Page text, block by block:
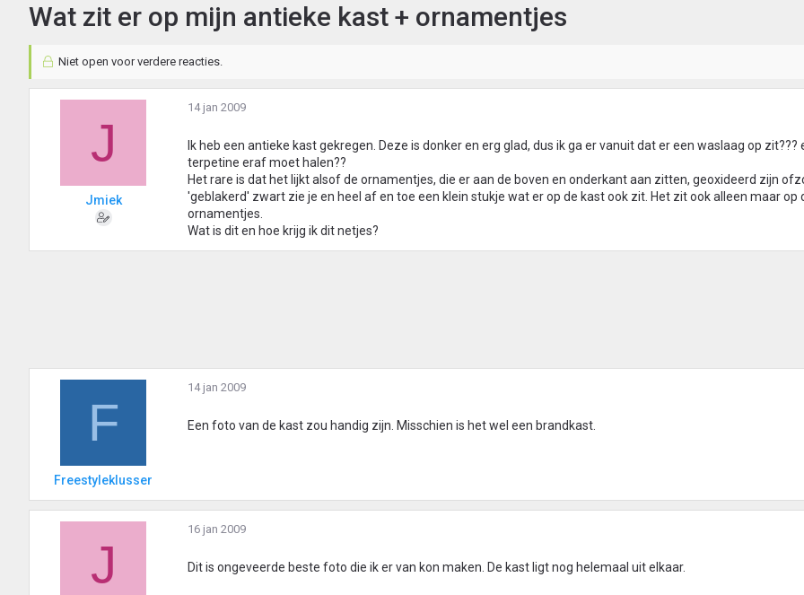
Wat zit er op mijn antieke kast + ornamentjes
Niet open voor verdere reacties.
J
Jmiek
14 jan 2009
Ik heb een antieke kast gekregen. Deze is donker en erg glad, dus ik ga er vanuit dat er een waslaag op zit???
terpetine eraf moet halen??
Het rare is dat het lijkt alsof de ornamentjes, die er aan de boven en onderkant aan zitten, geoxideerd zijn
'geblakerd' zwart zie je en heel af en toe een klein stukje wat er op de kast ook zit. Het zit ook alleen maar op
ornamentjes.
Wat is dit en hoe krijg ik dit netjes?
F
Freestyleklusser
14 jan 2009
Een foto van de kast zou handig zijn. Misschien is het wel een brandkast.
J
16 jan 2009
Dit is ongeveerde beste foto die ik er van kon maken. De kast ligt nog helemaal uit elkaar.